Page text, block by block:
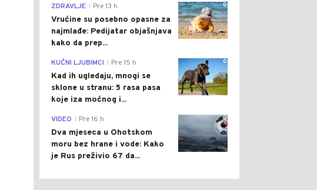
0
ZDRAVLJE Pre 13 h
Vrućine su posebno opasne za
najmlađe: Pedijatar objašnjava
kako da prep...
0
KUĆNI LJUBIMCI Pre 15 h
Kad ih ugledaju, mnogi se
sklone u stranu: 5 rasa pasa
koje iza moćnog i...
0
VIDEO Pre 16 h
Dva mjeseca u Ohotskom
moru bez hrane i vode: Kako
je Rus preživio 67 da...